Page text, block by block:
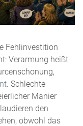
Fehlinvestition
Verarmung heißt
. Schlechte
Manier
den
obwohl das